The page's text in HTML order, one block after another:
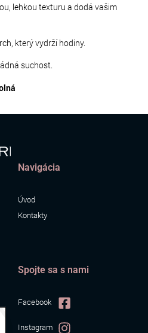
lehkou texturu a dodá vašim
který vydrží hodiny.
suchost.
Navigácia
Úvod
Kontakty
Spojte sa s nami
Facebook
Instagram